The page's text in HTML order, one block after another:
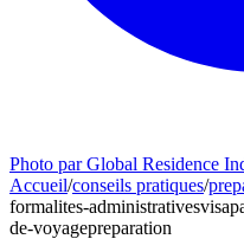
Photo par Global Residence
Accueil/conseils pratiques/
formalites-administrativesvisa
de-voyagepreparation